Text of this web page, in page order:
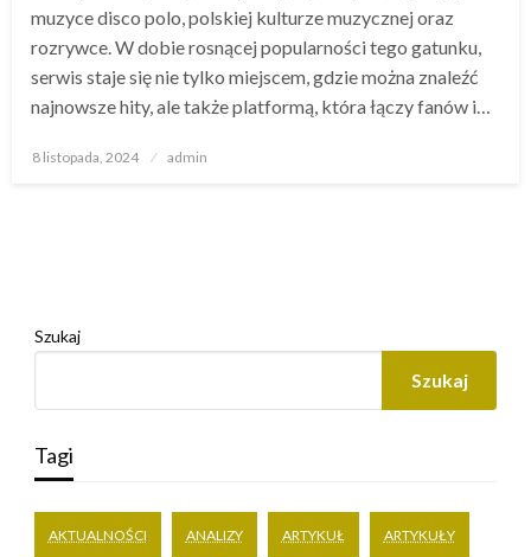
muzyce disco polo, polskiej kulturze muzycznej oraz
rozrywce. W dobie rosnącej popularności tego gatunku,
serwis staje się nie tylko miejscem, gdzie można znaleźć
najnowsze hity, ale także platformą, która łączy fanów i…
Opublikowane
8 listopada, 2024 admin
Szukaj
Szukaj
Tagi
AKTUALNOŚCI ANALIZY ARTYKUŁ ARTYKUŁY